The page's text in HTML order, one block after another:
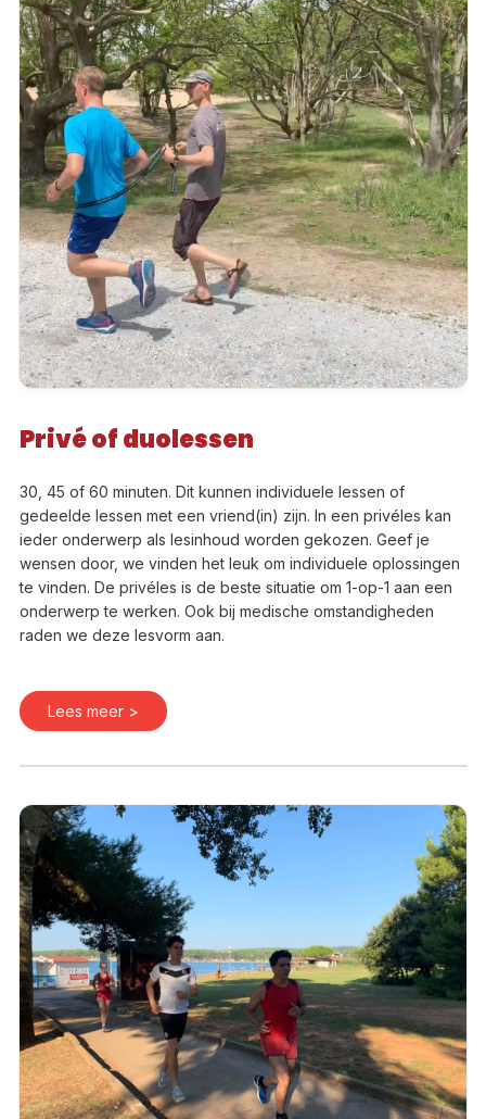
Privé of duolessen
30, 45 of 60 minuten. Dit kunnen individuele lessen of
gedeelde lessen met een vriend(in) zijn. In een privéles kan
ieder onderwerp als lesinhoud worden gekozen. Geef je
wensen door, we vinden het leuk om individuele oplossingen
te vinden. De privéles is de beste situatie om 1-op-1 aan een
onderwerp te werken. Ook bij medische omstandigheden
raden we deze lesvorm aan.
Lees meer >